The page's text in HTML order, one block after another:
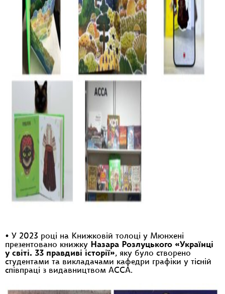
• У 2023 році на Книжковій толоці у Мюнхені
презентовано книжку Назара Розлуцького «Українці
у світі. 33 правдиві історії», яку було створено
студентами та викладачами кафедри графіки у тісній
співпраці з видавництвом АССА.